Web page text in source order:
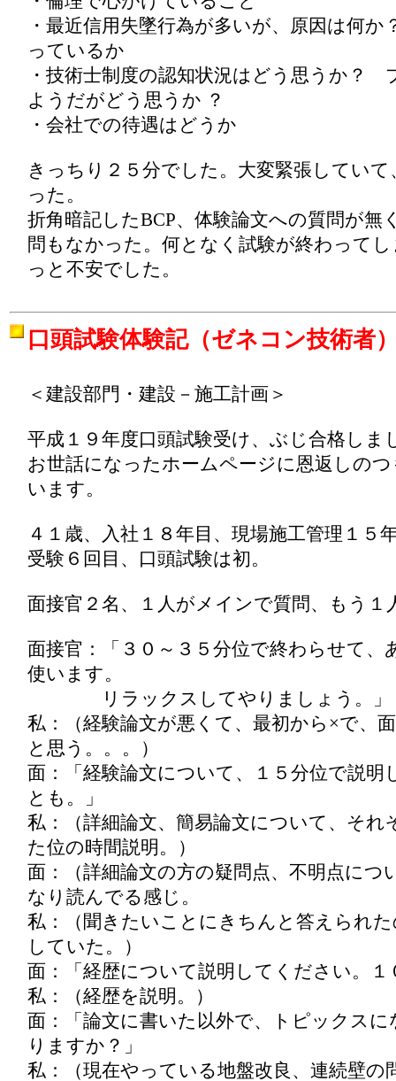
・最近信用失墜行為が多いが、原因は何
っているか
・技術士制度の認知状況はどう思うか？
ようだがどう思うか ？
・会社での待遇はどうか
きっちり２５分でした。大変緊張してい
った。
折角暗記したBCP、体験論文への質問が無
問もなかった。何となく試験が終わって
っと不安でした。
口頭試験体験記（ゼネコン技術者
＜建設部門・建設－施工計画＞
平成１９年度口頭試験受け、ぶじ合格しま
お世話になったホームページに恩返しの
います。
４１歳、入社１８年目、現場施工管理１５
受験６回目、口頭試験は初。
面接官２名、１人がメインで質問、もう１
面接官：「３０～３５分位で終わらせて、
使います。
リラックスしてやりましょう。」
私：（経験論文が悪くて、最初から×で、
と思う。。。）
面：「経験論文について、１５分位で説明
とも。」
私：（詳細論文、簡易論文について、それ
た位の時間説明。）
面：（詳細論文の方の疑問点、不明点につ
なり読んでる感じ。
私：（聞きたいことにきちんと答えられ
していた。）
面：「経歴について説明してください。
私：（経歴を説明。）
面：「論文に書いた以外で、トピックス
りますか？」
私：（現在やっている地盤改良、連続壁の